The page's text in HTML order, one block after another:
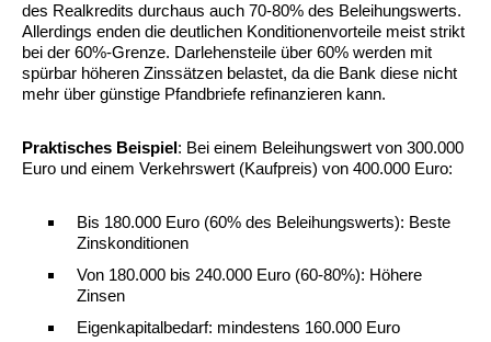
des Realkredits durchaus auch 70-80% des Beleihungswerts.
Allerdings enden die deutlichen Konditionenvorteile meist strikt
bei der 60%-Grenze. Darlehensteile über 60% werden mit
spürbar höheren Zinssätzen belastet, da die Bank diese nicht
mehr über günstige Pfandbriefe refinanzieren kann.
Praktisches Beispiel: Bei einem Beleihungswert von 300.000
Euro und einem Verkehrswert (Kaufpreis) von 400.000 Euro:
Bis 180.000 Euro (60% des Beleihungswerts): Beste
Zinskonditionen
Von 180.000 bis 240.000 Euro (60-80%): Höhere
Zinsen
Eigenkapitalbedarf: mindestens 160.000 Euro